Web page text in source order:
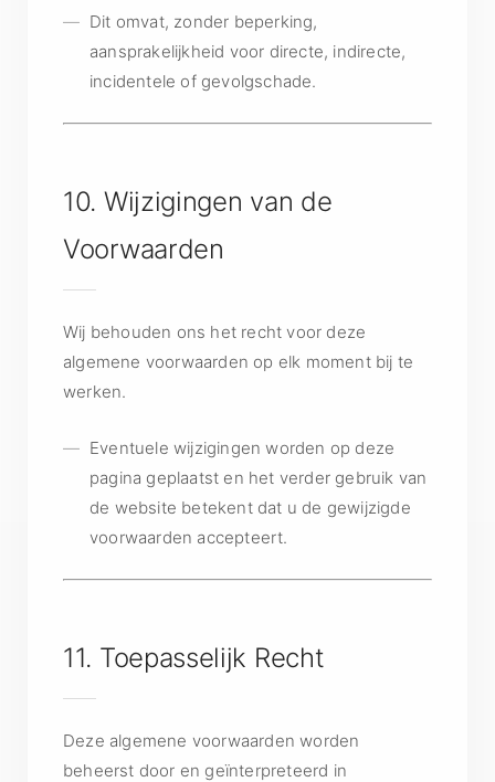
Dit omvat, zonder beperking,
aansprakelijkheid voor directe, indirecte,
incidentele of gevolgschade.
10. Wijzigingen van de
Voorwaarden
Wij behouden ons het recht voor deze
algemene voorwaarden op elk moment bij te
werken.
Eventuele wijzigingen worden op deze
pagina geplaatst en het verder gebruik van
de website betekent dat u de gewijzigde
voorwaarden accepteert.
11. Toepasselijk Recht
Deze algemene voorwaarden worden
beheerst door en geïnterpreteerd in